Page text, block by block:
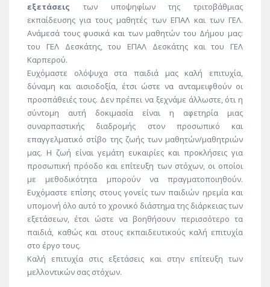
εξετάσεις των υποψηφίων της τριτοβάθμιας
εκπαίδευσης για τους μαθητές των ΕΠΑΛ και των ΓΕΛ.
Ανάμεσά τους φυσικά και των μαθητών του Δήμου μας:
του ΓΕΛ Δεσκάτης, του ΕΠΑΛ Δεσκάτης και του ΓΕΛ
Καρπερού.
Ευχόμαστε ολόψυχα στα παιδιά μας καλή επιτυχία,
δύναμη και αισιοδοξία, έτσι ώστε να ανταμειφθούν οι
προσπάθειές τους. Δεν πρέπει να ξεχνάμε άλλωστε, ότι η
σύντομη αυτή δοκιμασία είναι η αφετηρία μιας
συναρπαστικής διαδρομής στον προσωπικό και
επαγγελματικό στίβο της ζωής των μαθητών/μαθητριών
μας. Η ζωή είναι γεμάτη ευκαιρίες και προκλήσεις για
προσωπική πρόοδο και επίτευξη των στόχων, οι οποίοι
με μεθοδικότητα μπορούν να πραγματοποιηθούν.
Ευχόμαστε επίσης στους γονείς των παιδιών ηρεμία και
υπομονή όλο αυτό το χρονικό διάστημα της διάρκειας των
εξετάσεων, έτσι ώστε να βοηθήσουν περισσότερο τα
παιδιά, καθώς και στους εκπαιδευτικούς καλή επιτυχία
στο έργο τους.
Καλή επιτυχία στις εξετάσεις και στην επίτευξη των
μελλοντικών σας στόχων.